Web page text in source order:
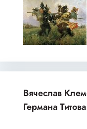
Вячеслав
Германа Титова